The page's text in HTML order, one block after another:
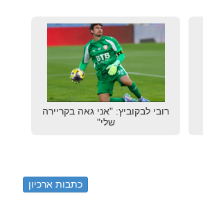
רובי לבקוביץ: "אני גאה בקריירה
שלי"
כתבות ארכיון